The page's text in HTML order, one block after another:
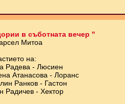
в съботната вечер "
Митоа
на:
Радева - Люсиен
Атанасова - Лоранс
Ранков - Гастон
Радичев - Хектор